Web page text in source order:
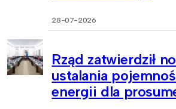
28-07-2026
Rząd zatwierdził
ustalania
energii dla